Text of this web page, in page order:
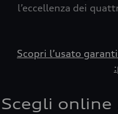
l’eccellenza dei
Scopri l’usato
Scegli online